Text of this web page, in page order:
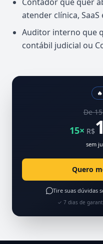
atender clínica,
Auditor interno que
contábil judicial ou
De
15× R$
sem
Quero
Tire suas dúvidas
✓ 7 dias de